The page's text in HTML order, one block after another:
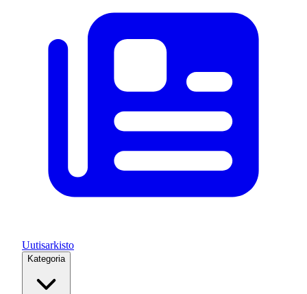
Uutisarkisto
Kategoria